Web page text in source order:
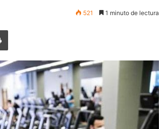
521 1 minuto de lectura
Imprimir